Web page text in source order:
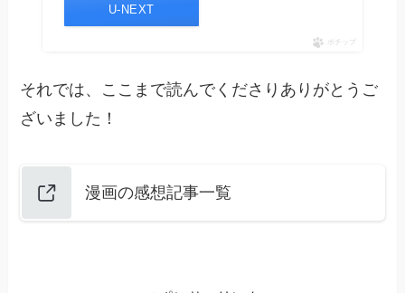
U-NEXT
ポチップ
それでは、ここまで読んでくださりありがとうご
ざいました！
漫画の感想記事一覧